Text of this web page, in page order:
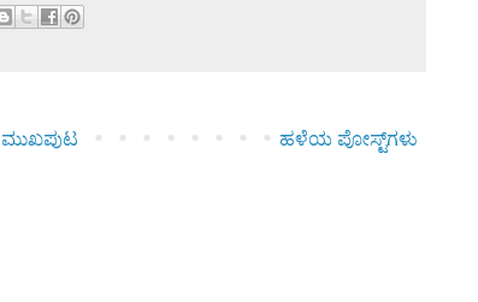
ಹಳೆಯ ಪೋಸ್ಟ್‌ಗಳು
ಮುಖಪುಟ